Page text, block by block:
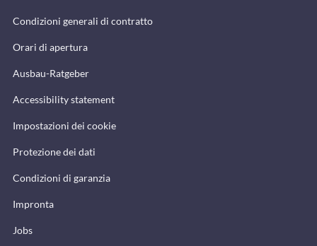
Condizioni generali di contratto
Orari di apertura
Ausbau-Ratgeber
Accessibility statement
Impostazioni dei cookie
Protezione dei dati
Condizioni di garanzia
Impronta
Jobs